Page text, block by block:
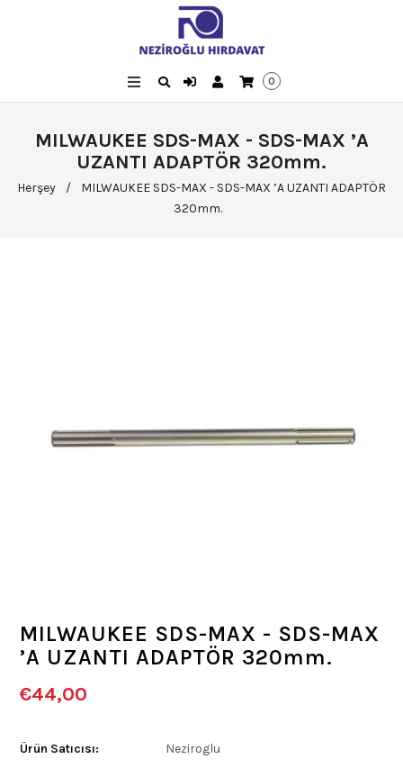
0
MILWAUKEE SDS-MAX - SDS-MAX ’A
UZANTI ADAPTÖR 320mm.
Herşey /
MILWAUKEE SDS-MAX - SDS-MAX ’A UZANTI ADAPTÖR
320mm.
MILWAUKEE SDS-MAX - SDS-MAX
’A UZANTI ADAPTÖR 320mm.
€44,00
Ürün Satıcısı: Neziroglu